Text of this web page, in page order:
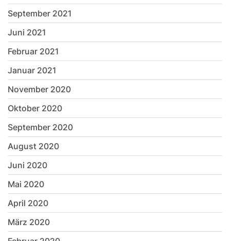
September 2021
Juni 2021
Februar 2021
Januar 2021
November 2020
Oktober 2020
September 2020
August 2020
Juni 2020
Mai 2020
April 2020
März 2020